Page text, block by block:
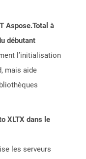
Aspose.Total à
débutant
l’initialisation
mais aide
XLTX dans le
les serveurs